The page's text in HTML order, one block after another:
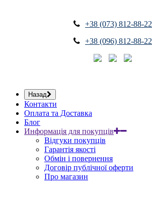
+38 (073) 812-88-22
+38 (096) 812-88-22
Назад
Контакти
Оплата та Доставка
Блог
Информація для покупців
Відгуки покупців
Гарантія якості
Обмін і повернення
Договір публічної оферти
Про магазин